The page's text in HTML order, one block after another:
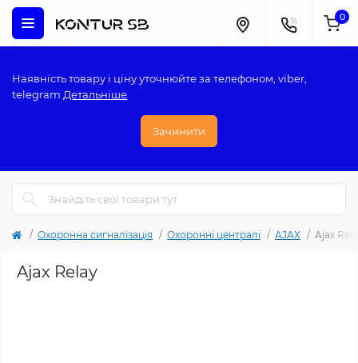
Наявність товару і ціну уточнюйте за телефоном, viber,
telegram Детальніше
Зачинити
0
Охоронна сигналізація Охоронні централі AJAX Ajax
Ajax Relay